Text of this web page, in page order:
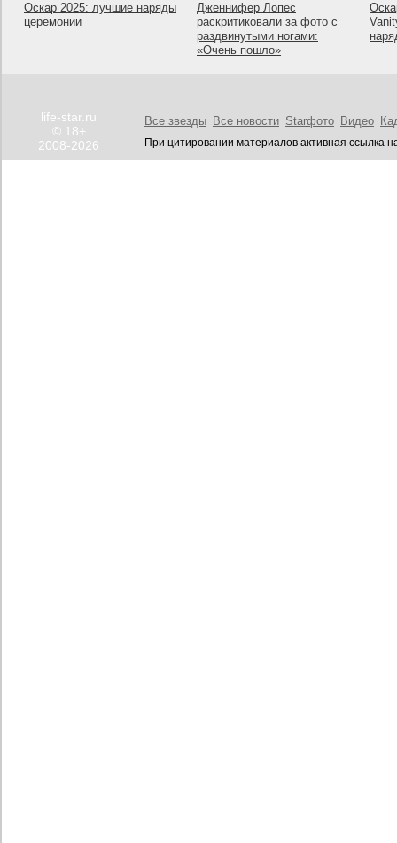
Оскар 2025: лучшие наряды
церемонии
Дженнифер Лопес
раскритиковали за фото с
раздвинутыми ногами:
«Очень пошло»
life-star.ru
© 18+
2008-2026
Все звезды Все новости Starфото Видео
При цитировании материалов активная ссылка